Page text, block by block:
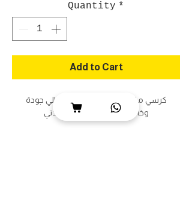
Quantity *
Add to Cart
كرسي مكتبي طبي فخم تبطين عالي جودة
وخامات ممتازة وهيكل معدني